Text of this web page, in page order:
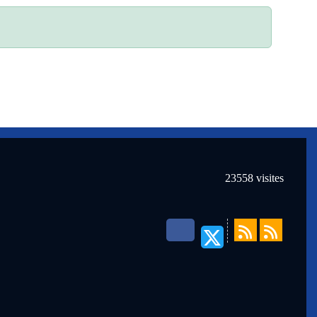
23558 visites